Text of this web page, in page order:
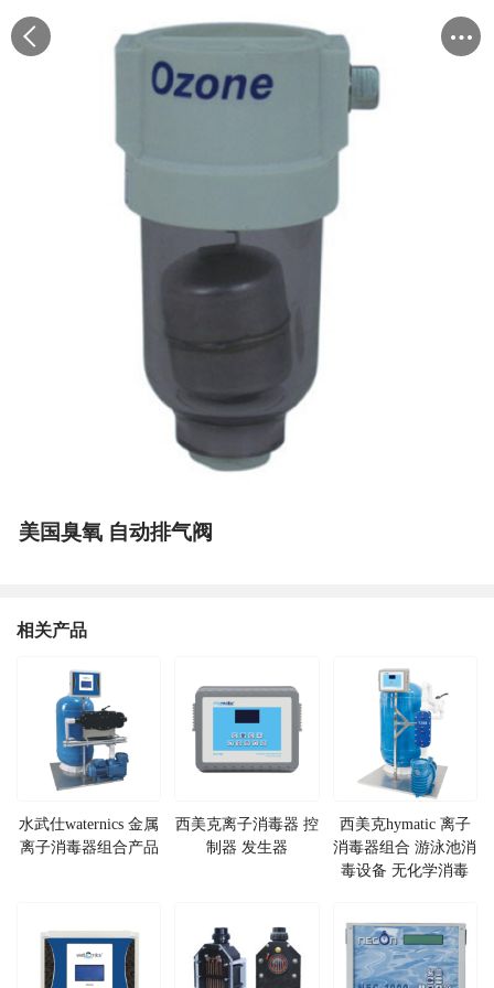
美国臭氧 自动排气阀
相关产品
水武仕waternics 金属
离子消毒器组合产品
西美克离子消毒器 控
制器 发生器
西美克hymatic 离子
消毒器组合 游泳池消
毒设备 无化学消毒